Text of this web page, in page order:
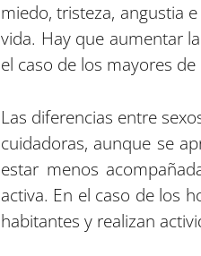
miedo, tristeza, angustia
vida. Hay que aumentar
el caso de los mayores
Las diferencias entre
cuidadoras, aunque se
estar menos
activa. En el caso de los
habitantes y realizan